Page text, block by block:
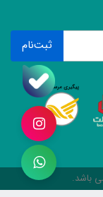
ثبت‌نام
باشد.